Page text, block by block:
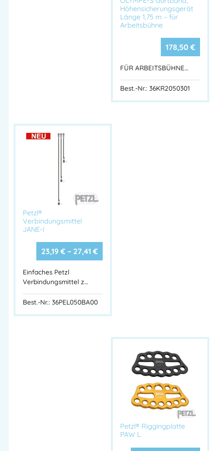
Kategorien:Absturzsicherung
Petzl Seilrollen
Höhensicherungsgerät
Länge 1,75 m – für
Arbeitsbühne
178,50 €
FÜR ARBEITSBÜHNE…
Best.-Nr.: 36KR2050301
Petzl®
Verbindungsmittel
JANE-I
23,19 €– 27,41 €
Einfaches Petzl
Verbindungsmittel z…
Best.-Nr.: 36PEL050BA00
Petzl® Riggingplatte
PAW L